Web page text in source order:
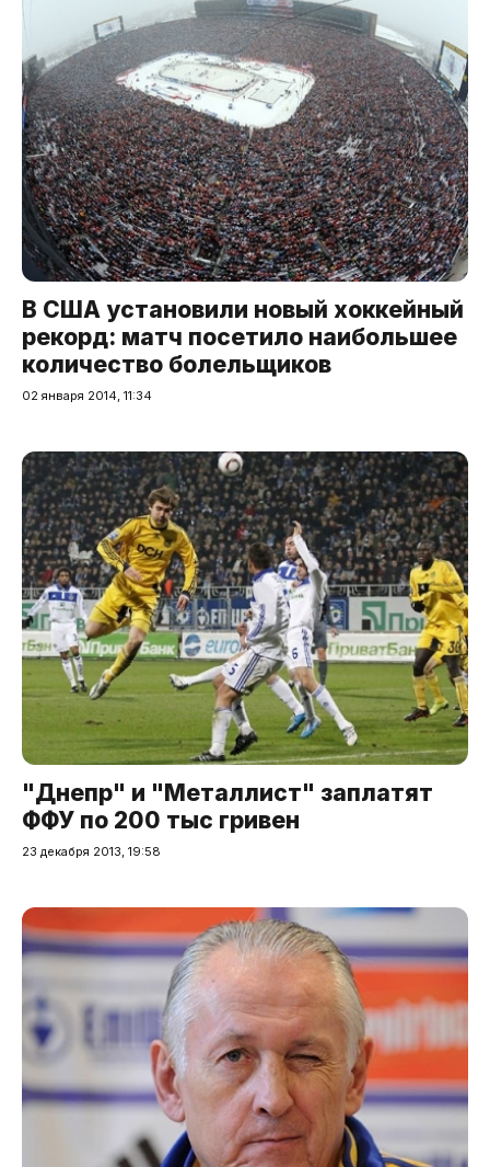
В США установили новый хоккейный
рекорд: матч посетило наибольшее
количество болельщиков
02 января 2014, 11:34
"Днепр" и "Металлист" заплатят
ФФУ по 200 тыс гривен
23 декабря 2013, 19:58